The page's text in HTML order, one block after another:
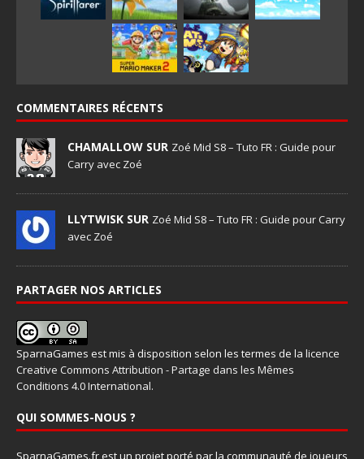
COMMENTAIRES RÉCENTS
CHAMALLOW SUR Zoé Mid S8 – Tuto FR : Guide pour
Carry avec Zoé
LLYTWISK SUR Zoé Mid S8 – Tuto FR : Guide pour Carry
avec Zoé
PARTAGER NOS ARTICLES
SparnaGames est mis à disposition selon les termes de la licence
Creative Commons Attribution - Partage dans les Mêmes
Conditions 4.0 International.
QUI SOMMES-NOUS ?
SparnaGames.fr est un projet porté par la communauté de joueurs